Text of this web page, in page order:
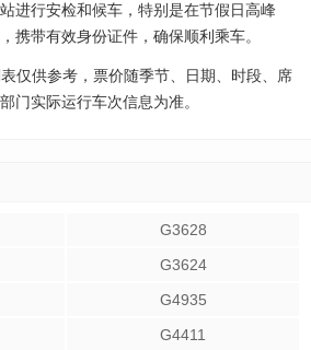
进行安检和候车，特别是在节假日高峰
携带有效身份证件，确保顺利乘车。
仅供参考，票价随季节、日期、时段、席
门实际运行车次信息为准。
G3628
G3624
G4935
G4411